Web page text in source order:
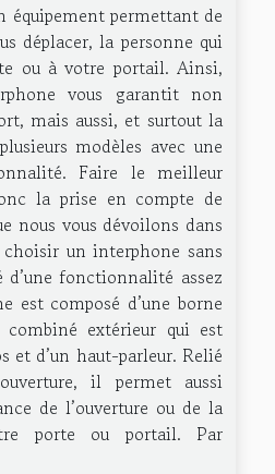
équipement permettant de
déplacer, la personne qui
ou à votre portail. Ainsi,
vous garantit non
mais aussi, et surtout la
modèles avec une
Faire le meilleur
la prise en compte de
nous vous dévoilons dans
un interphone sans
fonctionnalité assez
est composé d’une borne
combiné extérieur qui est
et d’un haut-parleur. Relié
il permet aussi
de l’ouverture ou de la
porte ou portail. Par